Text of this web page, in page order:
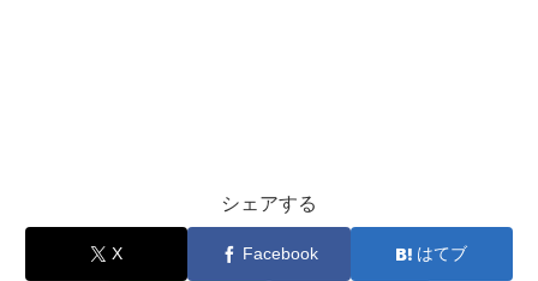
シェアする
X Facebook はてブ